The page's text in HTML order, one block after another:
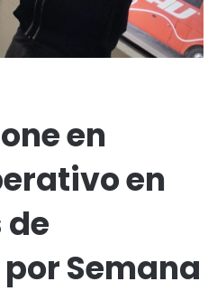
en
en
Semana